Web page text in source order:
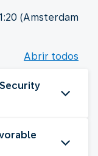
(Amsterdam
Abrir todos